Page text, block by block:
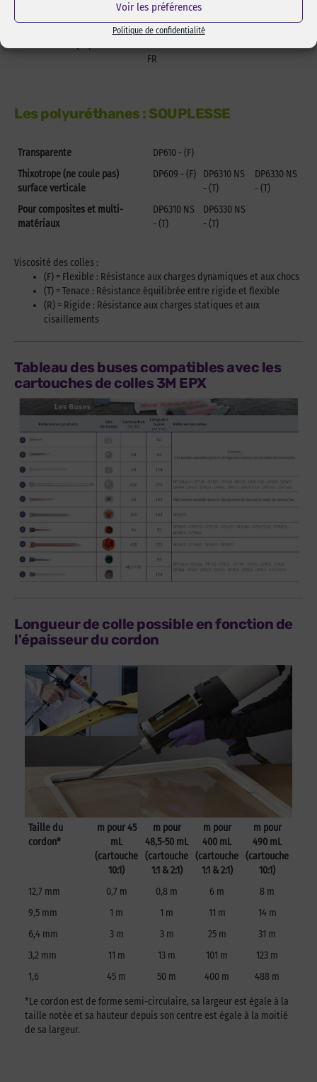
Voir les préférences
Politique de confidentialité
2216 -
(F)
DP190 - (F)
FR
Les polyuréthanes : SOUPLESSE
Transparente
DP610 - (F)
Thixotrope (ne coule pas)
surface verticale
DP609 - (F)
DP6310 NS
- (T)
DP6330 NS
- (T)
Pour composites et multi-
matériaux
DP6310 NS
- (T)
DP6330 NS
- (T)
Viscosité des colles :
(F) = Flexible : Résistance aux charges dynamiques et aux chocs
(T) = Tenace : Résistance équilibrée entre rigide et flexible
(R) = Rigide : Résistance aux charges statiques et aux
cisaillements
Tableau des buses compatibles avec les
cartouches de colles 3M EPX
Longueur de colle possible en fonction de
l'épaisseur du cordon
Taille du
cordon*
m pour 45
mL
(cartouche
10:1)
m pour
48,5-50 mL
(cartouche
1:1 & 2:1)
m pour
400 mL
(cartouche
1:1 & 2:1)
m pour
490 mL
(cartouche
10:1)
12,7 mm
0,7 m 0,8 m 6 m
8 m
9,5 mm
1 m 1 m 11 m
14 m
6,4 mm
3 m 3 m 25 m
31 m
3,2 mm
11 m 13 m 101 m
123 m
1,6
45 m 50 m 400 m 488 m
*Le cordon est de forme semi-circulaire, sa largeur est égale à la
taille notée et sa hauteur depuis son centre est égale à la moitié
de sa largeur.